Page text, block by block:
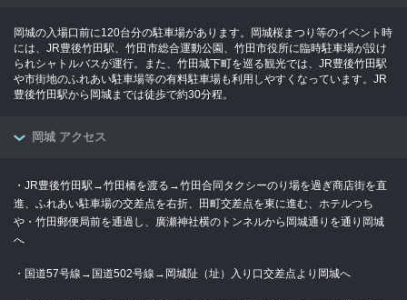
岡城の入場口前に120台分の駐車場があります。岡城桜まつり等のイベント時
には、JR豊後竹田駅、竹田市総合運動公園、竹田市役所に臨時駐車場が設け
られシャトルバスが運行。また、竹田城下町を巡る観光では、JR豊後竹田駅
や市街地のふれあい駐車場等の有料駐車場も利用しやすくなっています。JR
豊後竹田駅から岡城までは徒歩で約30分程。
岡城 アクセス
・JR豊後竹田駅→竹田橋を渡る→竹田合同タクシーのり場を過ぎ商店街を直
進、ふれあい駐車場の交差点を右折、田町交差点を東に進む、ホテルつち
や・竹田郵便局前を通過し、廣瀬神社横のトンネルから岡城通りを通り岡城
へ
・国道57号線→国道502号線→岡城阯（址）入り口交差点より岡城へ